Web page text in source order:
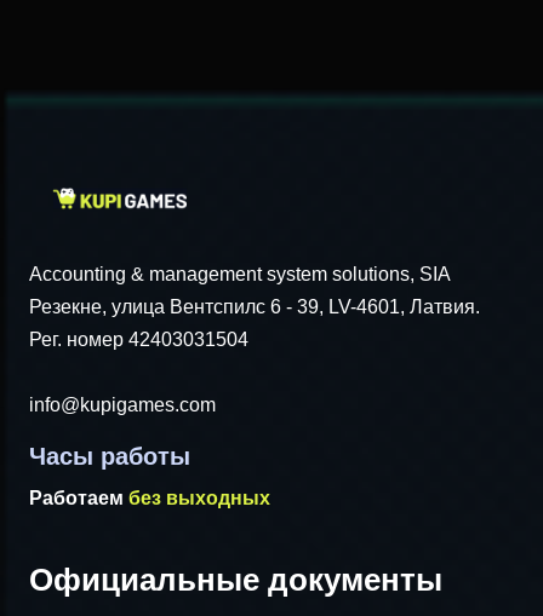
Accounting & management system solutions, SIA
Резекне, улица Вентспилс 6 - 39, LV-4601, Латвия.
Рег. номер 42403031504
info@kupigames.com
Часы работы
Работаем без выходных
Официальные документы